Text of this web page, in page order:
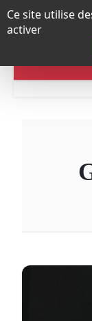
Panneau de
Ce site utilise
activer